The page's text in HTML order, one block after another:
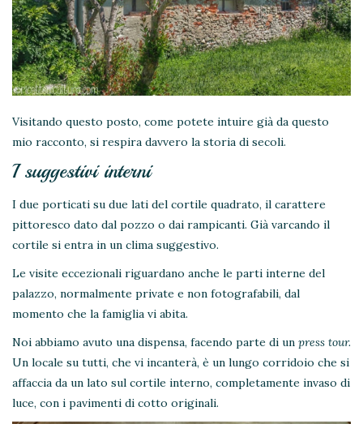
Visitando questo posto, come potete intuire già da questo
mio racconto, si respira davvero la storia di secoli.
I suggestivi interni
I due porticati su due lati del cortile quadrato, il carattere
pittoresco dato dal pozzo o dai rampicanti. Già varcando il
cortile si entra in un clima suggestivo.
Le visite eccezionali riguardano anche le parti interne del
palazzo, normalmente private e non fotografabili, dal
momento che la famiglia vi abita.
Noi abbiamo avuto una dispensa, facendo parte di un press tour.
Un locale su tutti, che vi incanterà, è un lungo corridoio che si
affaccia da un lato sul cortile interno, completamente invaso di
luce, con i pavimenti di cotto originali.